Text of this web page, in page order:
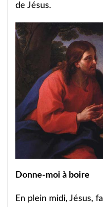
de Jésus.
Donne-moi à boire
En plein midi, Jésus,